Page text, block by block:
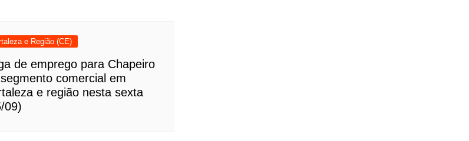
e Região (CE)
de emprego para Chapeiro
comercial em
e região nesta sexta
09)